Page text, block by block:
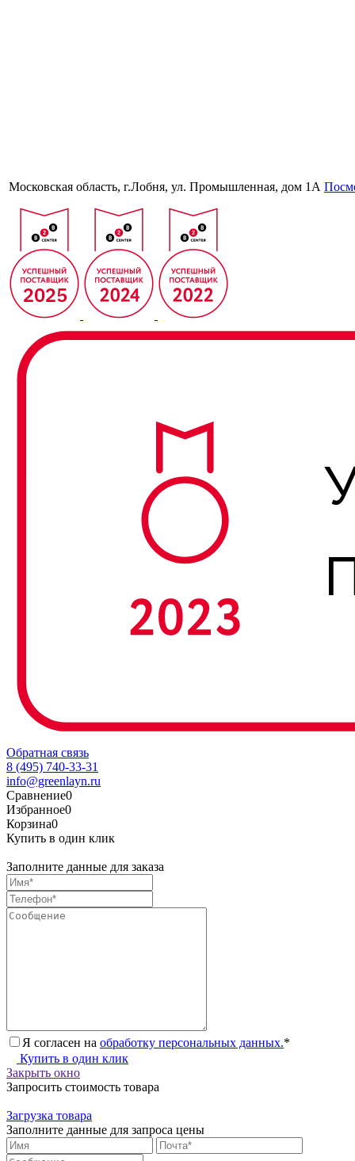
Московская область, г.Лобня, ул. Промышленная, дом 1А
Обратная связь
8 (495) 740-33-31
info@greenlayn.ru
Сравнение0
Избранное0
Корзина0
Купить в один клик
Заполните данные для заказа
Я согласен на обработку персональных данных.*
Купить в один клик
Закрыть окно
Запросить стоимость товара
Загрузка товара
Заполните данные для запроса цены